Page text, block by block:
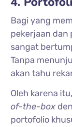
Bagi yang
pekerjaan dan
sangat
Tanpa
akan tahu
Oleh karena
of-the-box
portofolio